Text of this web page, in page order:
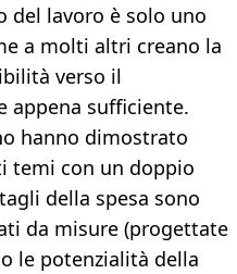
del lavoro è solo uno
a molti altri creano la
verso il
appena sufficiente.
hanno dimostrato
temi con un doppio
della spesa sono
da misure (progettate
le potenzialità della